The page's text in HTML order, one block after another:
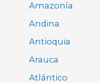
Amazonía
Andina
Antioquia
Arauca
Atlántico